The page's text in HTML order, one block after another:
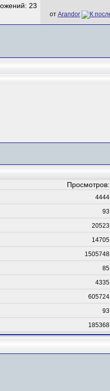
от Arandor
Просмотров:
4444
93
20523
14705
1505748
85
4335
605724
93
185368